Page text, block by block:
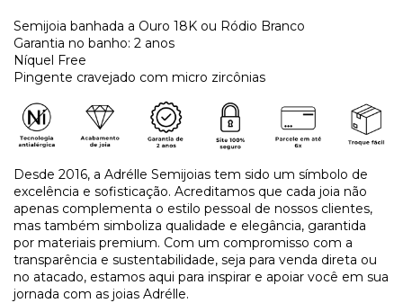
Semijoia banhada a Ouro 18K ou Ródio Branco
Garantia no banho: 2 anos
Níquel Free
Pingente cravejado com micro zircônias
Desde 2016, a Adrélle Semijoias tem sido um símbolo de
excelência e sofisticação. Acreditamos que cada joia não
apenas complementa o estilo pessoal de nossos clientes,
mas também simboliza qualidade e elegância, garantida
por materiais premium. Com um compromisso com a
transparência e sustentabilidade, seja para venda direta ou
no atacado, estamos aqui para inspirar e apoiar você em sua
jornada com as joias Adrélle.